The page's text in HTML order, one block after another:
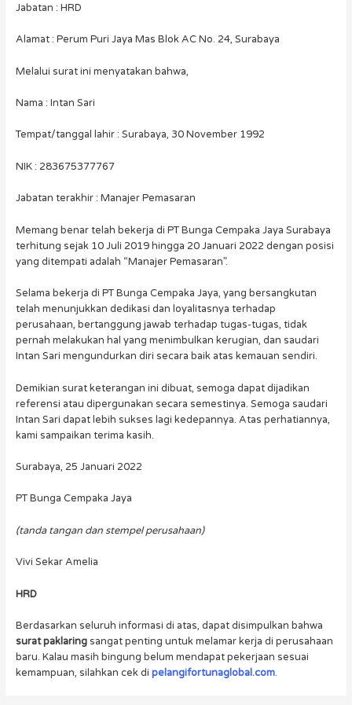
Jabatan : HRD
Alamat : Perum Puri Jaya Mas Blok AC No. 24, Surabaya
Melalui surat ini menyatakan bahwa,
Nama : Intan Sari
Tempat/tanggal lahir : Surabaya, 30 November 1992
NIK : 283675377767
Jabatan terakhir : Manajer Pemasaran
Memang benar telah bekerja di PT Bunga Cempaka Jaya Surabaya
terhitung sejak 10 Juli 2019 hingga 20 Januari 2022 dengan posisi
yang ditempati adalah “Manajer Pemasaran”.
Selama bekerja di PT Bunga Cempaka Jaya, yang bersangkutan
telah menunjukkan dedikasi dan loyalitasnya terhadap
perusahaan, bertanggung jawab terhadap tugas-tugas, tidak
pernah melakukan hal yang menimbulkan kerugian, dan saudari
Intan Sari mengundurkan diri secara baik atas kemauan sendiri.
Demikian surat keterangan ini dibuat, semoga dapat dijadikan
referensi atau dipergunakan secara semestinya. Semoga saudari
Intan Sari dapat lebih sukses lagi kedepannya. Atas perhatiannya,
kami sampaikan terima kasih.
Surabaya, 25 Januari 2022
PT Bunga Cempaka Jaya
(tanda tangan dan stempel perusahaan)
Vivi Sekar Amelia
HRD
Berdasarkan seluruh informasi di atas, dapat disimpulkan bahwa
surat paklaring sangat penting untuk melamar kerja di perusahaan
baru. Kalau masih bingung belum mendapat pekerjaan sesuai
kemampuan, silahkan cek di pelangifortunaglobal.com.